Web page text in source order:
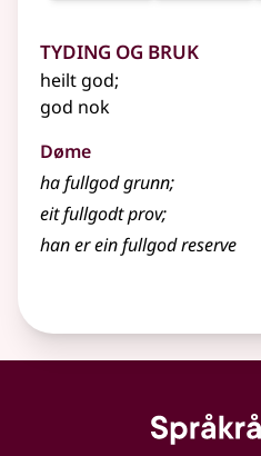
Tyding og bruk
heilt god;
god nok
Døme
ha fullgod grunn;
eit fullgodt prov;
han er ein fullgod reserve